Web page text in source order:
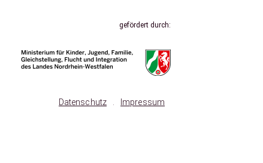
gefördert durch:
Datenschutz Impressum